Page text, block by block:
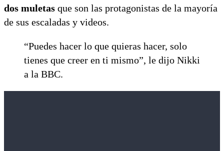
dos muletas que son las protagonistas de la mayoría
de sus escaladas y videos.
“Puedes hacer lo que quieras hacer, solo
tienes que creer en ti mismo”, le dijo Nikki
a la BBC.